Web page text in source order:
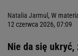
Natalia Jarmul , W
12 czerwca 2026, 07:09
Nie da się